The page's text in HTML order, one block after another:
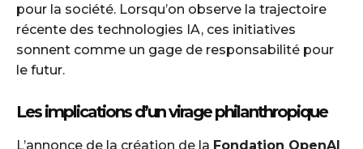
pour la société. Lorsqu’on observe la trajectoire
récente des technologies IA, ces initiatives
sonnent comme un gage de responsabilité pour
le futur.
Les implications d’un virage philanthropique
L’annonce de la création de la Fondation OpenAI